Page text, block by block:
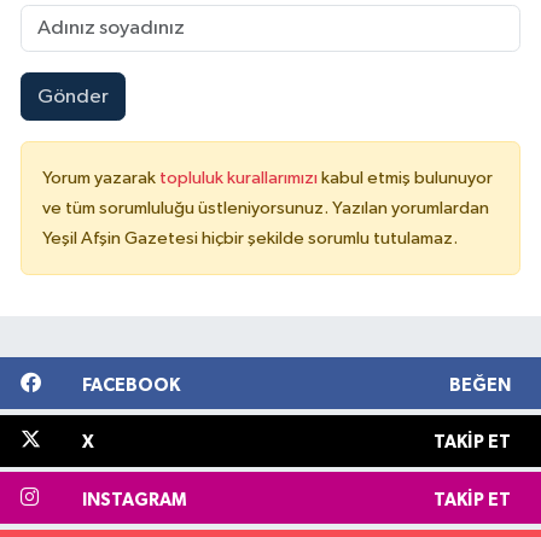
Gönder
Yorum yazarak topluluk kurallarımızı kabul etmiş bulunuyor
ve tüm sorumluluğu üstleniyorsunuz. Yazılan yorumlardan
Yeşil Afşin Gazetesi hiçbir şekilde sorumlu tutulamaz.
FACEBOOK BEĞEN
X TAKIP ET
INSTAGRAM TAKIP ET